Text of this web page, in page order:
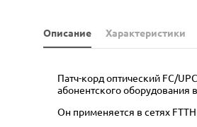
Описание Характеристики
Патч-корд оптический FC/
абонентского оборудования
Он применяется в сетях